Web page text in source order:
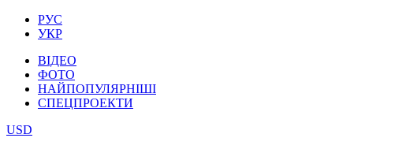
РУС
УКР
ВІДЕО
ФОТО
НАЙПОПУЛЯРНІШІ
СПЕЦПРОЕКТИ
USD